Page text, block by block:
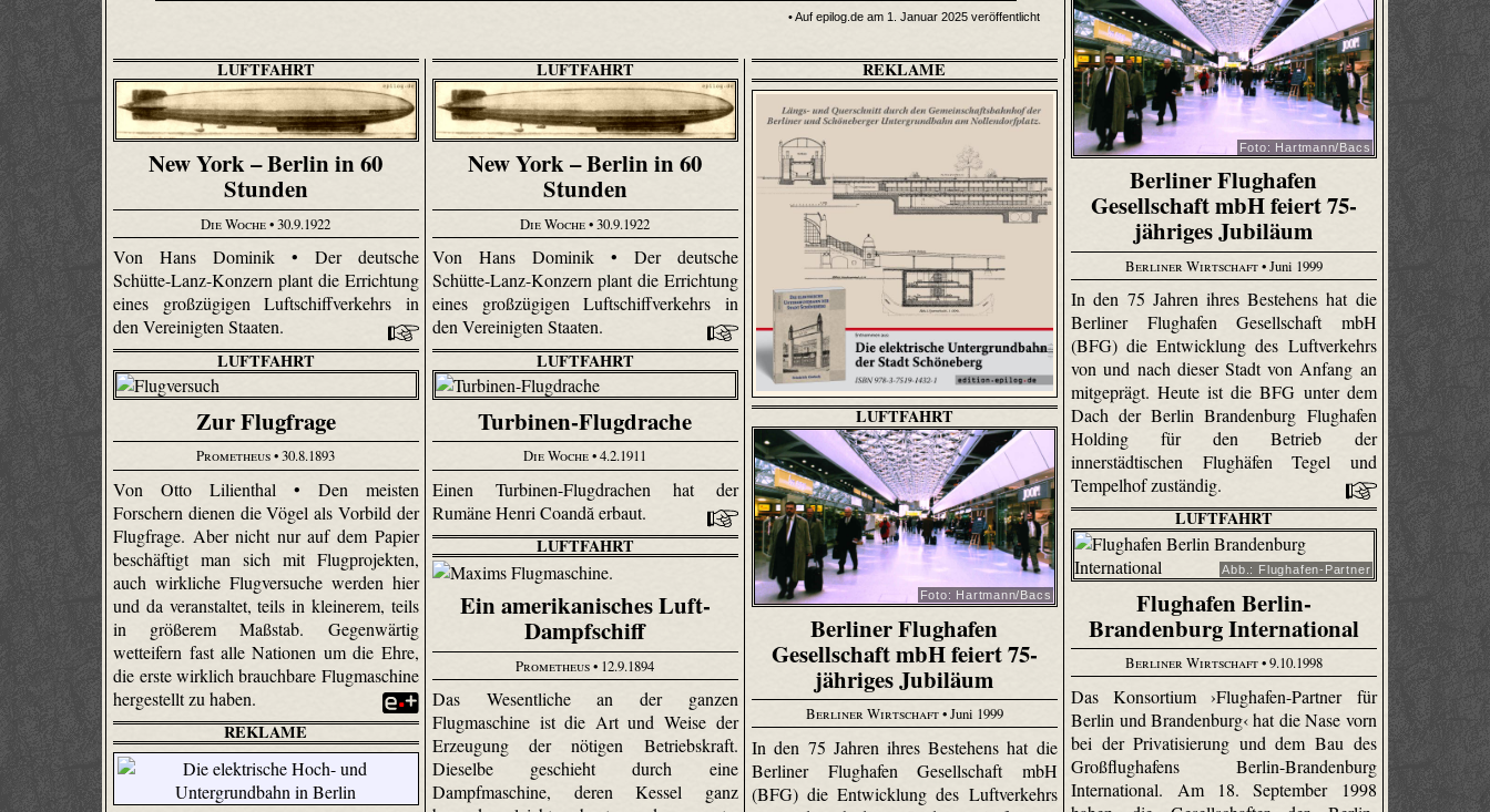
• Auf epilog.de am 1. Januar 2025 veröffentlicht
Foto: Hartmann/Bacs
Berliner Flughafen
Gesellschaft mbH feiert 75-
jähriges Jubiläum
Berliner Wirtschaft• Juni 1999
In den 75 Jahren ihres Bestehens hat die
Berliner Flughafen Gesellschaft mbH
(BFG) die Entwicklung des Luftverkehrs
von und nach dieser Stadt von Anfang an
mitgeprägt. Heute ist die BFG unter dem
Dach der Berlin Brandenburg Flughafen
Holding für den Betrieb der
innerstädtischen Flughäfen Tegel und
Tempelhof zuständig.
LUFTFAHRT
New York – Berlin in 60
Stunden
Die Woche• 30.9.1922
Von Hans Dominik • Der deutsche
Schütte-Lanz-Konzern plant die Errichtung
eines großzügigen Luftschiffverkehrs in
den Vereinigten Staaten.
LUFTFAHRT
New York – Berlin in 60
Stunden
Die Woche• 30.9.1922
Von Hans Dominik • Der deutsche
Schütte-Lanz-Konzern plant die Errichtung
eines großzügigen Luftschiffverkehrs in
den Vereinigten Staaten.
REKLAME
LUFTFAHRT
Foto: Hartmann/Bacs
Berliner Flughafen
Gesellschaft mbH feiert 75-
jähriges Jubiläum
Berliner Wirtschaft• Juni 1999
In den 75 Jahren ihres Bestehens hat die
Berliner Flughafen Gesellschaft mbH
(BFG) die Entwicklung des Luftverkehrs
LUFTFAHRT
Zur Flugfrage
Prometheus• 30.8.1893
Von Otto Lilienthal • Den meisten
Forschern dienen die Vögel als Vorbild der
Flugfrage. Aber nicht nur auf dem Papier
beschäftigt man sich mit Flugprojekten,
auch wirkliche Flugversuche werden hier
und da veranstaltet, teils in kleinerem, teils
in größerem Maßstab. Gegenwärtig
wetteifern fast alle Nationen um die Ehre,
die erste wirklich brauchbare Flugmaschine
hergestellt zu haben.
LUFTFAHRT
Turbinen-Flugdrache
Die Woche• 4.2.1911
Einen Turbinen-Flugdrachen hat der
Rumäne Henri Coandă erbaut.
LUFTFAHRT
Abb.: Flughafen-Partner
Flughafen Berlin-
Brandenburg International
Berliner Wirtschaft• 9.10.1998
Das Konsortium ›Flughafen-Partner für
Berlin und Brandenburg‹ hat die Nase vorn
bei der Privatisierung und dem Bau des
Großflughafens Berlin-Brandenburg
International. Am 18. September 1998
LUFTFAHRT
Ein amerikanisches Luft-
Dampfschiff
Prometheus• 12.9.1894
Das Wesentliche an der ganzen
Flugmaschine ist die Art und Weise der
Erzeugung der nötigen Betriebskraft.
Dieselbe geschieht durch eine
Dampfmaschine, deren Kessel ganz
REKLAME